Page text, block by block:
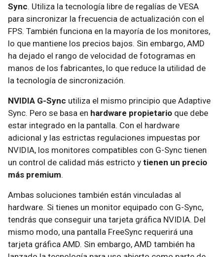
Sync. Utiliza la tecnología libre de regalías de VESA
para sincronizar la frecuencia de actualización con el
FPS. También funciona en la mayoría de los monitores,
lo que mantiene los precios bajos. Sin embargo, AMD
ha dejado el rango de velocidad de fotogramas en
manos de los fabricantes, lo que reduce la utilidad de
la tecnología de sincronización.
NVIDIA G-Sync utiliza el mismo principio que Adaptive
Sync. Pero se basa en hardware propietario que debe
estar integrado en la pantalla. Con el hardware
adicional y las estrictas regulaciones impuestas por
NVIDIA, los monitores compatibles con G-Sync tienen
un control de calidad más estricto y tienen un precio
más premium.
Ambas soluciones también están vinculadas al
hardware. Si tienes un monitor equipado con G-Sync,
tendrás que conseguir una tarjeta gráfica NVIDIA. Del
mismo modo, una pantalla FreeSync requerirá una
tarjeta gráfica AMD. Sin embargo, AMD también ha